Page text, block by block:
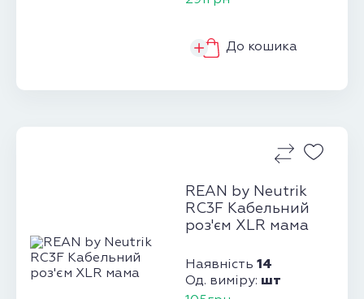
До кошика
REAN by Neutrik
RC3F Кабельний
роз'єм XLR мама
Наявність 14
Од. виміру: шт